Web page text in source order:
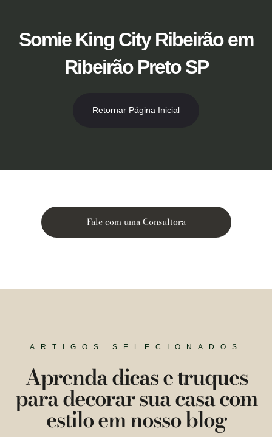
conteúdoSomie King City Ribeirão em
Ribeirão Preto SP
Retornar Página Inicial
Fale com uma Consultora
ARTIGOS SELECIONADOS
Aprenda dicas e truques
para decorar sua casa com
estilo em nosso blog